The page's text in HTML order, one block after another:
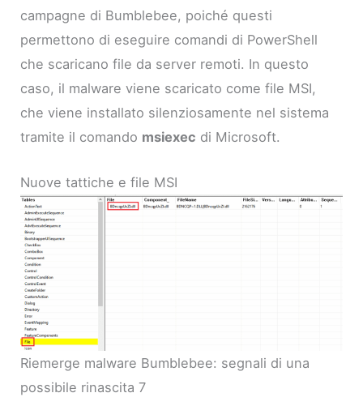
campagne di Bumblebee, poiché questi
permettono di eseguire comandi di PowerShell
che scaricano file da server remoti. In questo
caso, il malware viene scaricato come file MSI,
che viene installato silenziosamente nel sistema
tramite il comando msiexec di Microsoft.
Nuove tattiche e file MSI
Riemerge malware Bumblebee: segnali di una
possibile rinascita 7